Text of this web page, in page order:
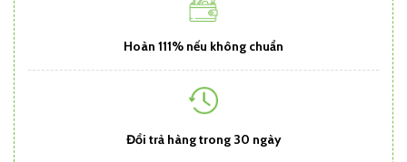
Hoàn 111% nếu không chuẩn
Đổi trả hàng trong 30 ngày